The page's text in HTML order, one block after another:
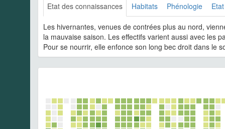
Etat des connaissances Habitats Phénologie
Les hivernantes, venues de contrées plus au nord,
la mauvaise saison. Les effectifs varient aussi avec les
Pour se nourrir, elle enfonce son long bec droit dans le